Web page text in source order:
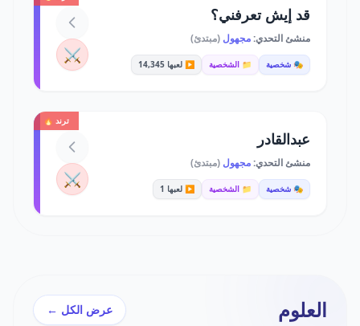
قد إيش تعرفني؟
منشئ التحدي:مجهول (مبتدئ)
🎭 شخصية 📁 الشخصية ▶️ لعبها 14,345 ⚔️
ترند 🔥
عبدالقادر
منشئ التحدي:مجهول (مبتدئ)
🎭 شخصية 📁 الشخصية ▶️ لعبها 1 ⚔️
العلوم عرض الكل ←